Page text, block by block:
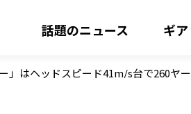
話題のニュース ギア
」はヘッドスピード41m/s台で260ヤー